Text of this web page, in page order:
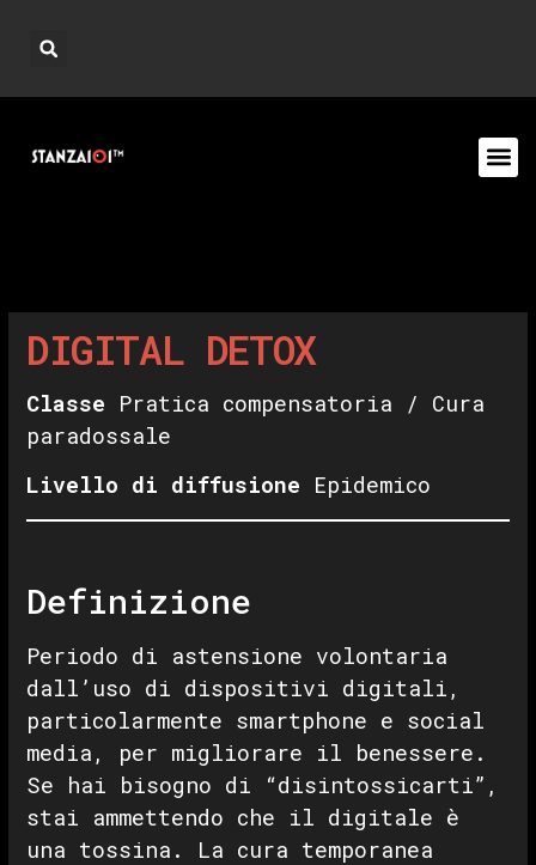
DIGITAL DETOX
Classe Pratica compensatoria / Cura
paradossale
Livello di diffusione Epidemico
Definizione
Periodo di astensione volontaria
dall’uso di dispositivi digitali,
particolarmente smartphone e social
media, per migliorare il benessere.
Se hai bisogno di “disintossicarti”,
stai ammettendo che il digitale è
una tossina. La cura temporanea